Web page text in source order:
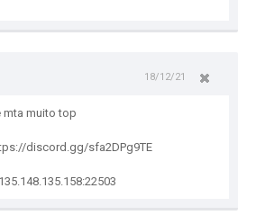
18/12/21
mta muito top
discord.gg/sfa2DPg9TE